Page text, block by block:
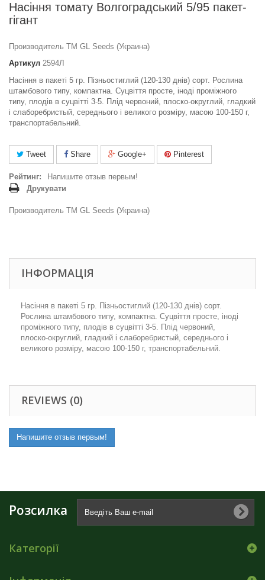
Насіння томату Волгоградський 5/95 пакет-
гігант
Производитель ТМ GL Seeds (Украина)
Артикул 2594Л
Насіння в пакеті 5 гр. Пізньостиглий (120-130 днів) сорт. Рослина
штамбового типу, компактна. Суцвіття просте, іноді проміжного
типу, плодів в суцвітті 3-5. Плід червоний, плоско-округлий, гладкий
і слаборебристый, середнього і великого розміру, масою 100-150 г,
транспортабельний.
Tweet Share Google+ Pinterest
Рейтинг:
Напишите отзыв первым!
Друкувати
Производитель ТМ GL Seeds (Украина)
ІНФОРМАЦІЯ
Насіння в пакеті 5 гр. Пізньостиглий (120-130 днів) сорт.
Рослина штамбового типу, компактна. Суцвіття просте, іноді
проміжного типу, плодів в суцвітті 3-5. Плід червоний,
плоско-округлий, гладкий і слаборебристый, середнього і
великого розміру, масою 100-150 г, транспортабельний.
REVIEWS (0)
Напишите отзыв первым!
Розсилка
Категорії